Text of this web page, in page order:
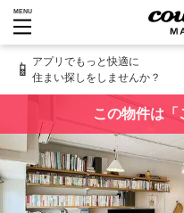
MENU
📱 アプリでもっと快適に
住まい探しをしませんか？
この物件は「